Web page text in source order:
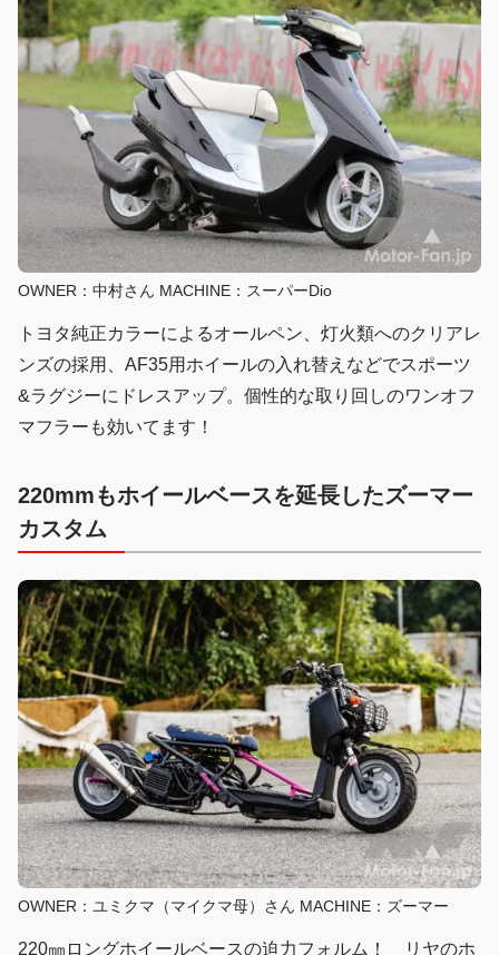
OWNER：中村さん MACHINE：スーパーDio
トヨタ純正カラーによるオールペン、灯火類へのクリアレ
ンズの採用、AF35用ホイールの入れ替えなどでスポーツ
&ラグジーにドレスアップ。個性的な取り回しのワンオフ
マフラーも効いてます！
220mmもホイールベースを延長したズーマー
カスタム
OWNER：ユミクマ（マイクマ母）さん MACHINE：ズーマー
220㎜ロングホイールベースの迫力フォルム！ リヤのホ